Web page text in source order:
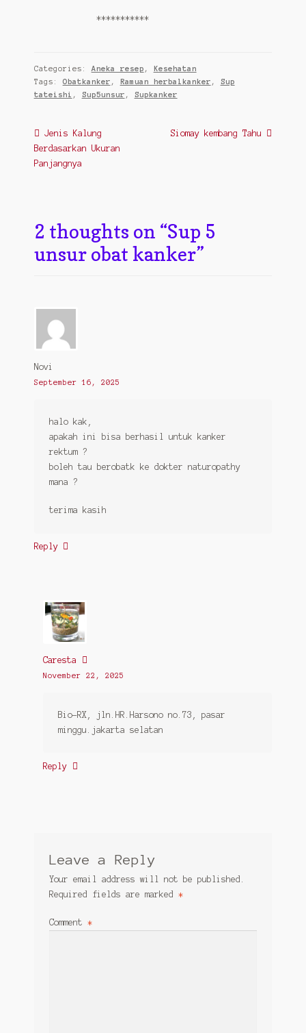
***********
Categories: Aneka resep , Kesehatan
Tags: Obatkanker , Ramuan herbalkanker , Sup
tateishi , Sup5unsur , Supkanker
Post
navigation
Previous
post:
Jenis Kalung
Berdasarkan Ukuran
Panjangnya
Next
Siomay kembang Tahu
2 thoughts on “Sup 5
unsur obat kanker”
Novi
September 16, 2025
halo kak,
apakah ini bisa berhasil untuk kanker
rektum ?
boleh tau berobatk ke dokter naturopathy
mana ?
terima kasih
Reply
Caresta
November 22, 2025
Bio-RX, jln.HR.Harsono no.73, pasar
minggu.jakarta selatan
Reply
Leave a Reply
Your email address will not be published.
Required fields are marked *
Comment *